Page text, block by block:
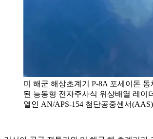
미 해군 해상초계기 P-8A 포세이돈
된 능동형 전자주사식 위상배열 레이
열인 AN/APS-154 첨단공중센서